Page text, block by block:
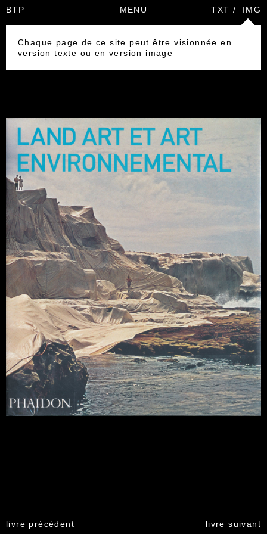
BTP MENU TXT / IMG
Chaque page de ce site peut être visionnée en
version texte ou en version image
livre précédent livre suivant